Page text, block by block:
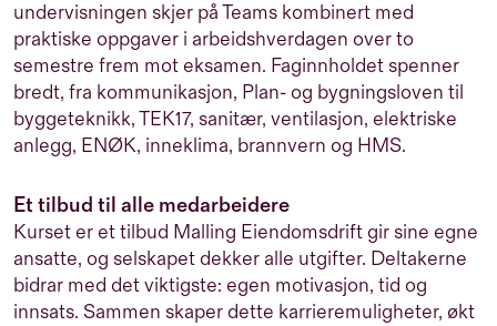
undervisningen skjer på Teams kombinert med
praktiske oppgaver i arbeidshverdagen over to
semestre frem mot eksamen. Faginnholdet spenner
bredt, fra kommunikasjon, Plan- og bygningsloven til
byggeteknikk, TEK17, sanitær, ventilasjon, elektriske
anlegg, ENØK, inneklima, brannvern og HMS.
Et tilbud til alle medarbeidere
Kurset er et tilbud Malling Eiendomsdrift gir sine egne
ansatte, og selskapet dekker alle utgifter. Deltakerne
bidrar med det viktigste: egen motivasjon, tid og
innsats. Sammen skaper dette karrieremuligheter, økt